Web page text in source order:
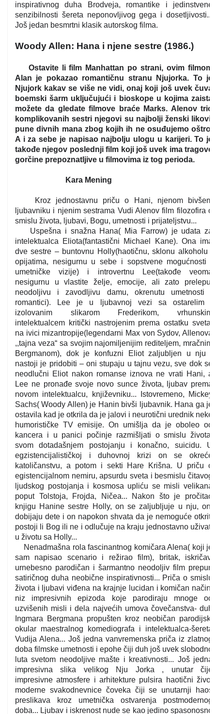
inspirativnog duha Brodveja, romantike i jedinstvene
senzibilnosti šereta neponovljivog gega i dosetljivosti...
Još jedan besmrtni klasik autorskog filma.
Woody Allen: Hana i njene sestre (1986.)
Ostavite li film Manhattan po strani, ovim filmom
Alan je pokazao romantičnu stranu Njujorka. To je
Njujork kakav se više ne vidi, onaj koji još uvek čuva
boemski šarm uključujući i bioskope u kojima zaista
možete da gledate filmove braće Marks. Alenov trio
komplikovanih sestri njegovi su najbolji ženski likovi,
pune divnih mana zbog kojih ih ne osuđujemo oštro.
A i za sebe je napisao najbolju ulogu u karijeri. To je
takođe njegov poslednji film koji još uvek ima tragove
gorčine prepoznatljive u filmovima iz tog perioda.
Kara Mening
Kroz jednostavnu priču o Hani, njenom bivšem
ljubavniku i njenim sestrama Vudi Alenov film filozofira o
smislu života, ljubavi, Bogu, umetnosti i prijateljstvu...
Uspešna i snažna Hana( Mia Farrow) je udata za
intelektualca Eliota(fantastični Michael Kane). Ona ima
dve sestre – buntovnu Holly(haotičnu, sklonu alkoholu i
opijatima, nesigurnu u sebe i sopstvene mogućnosti i
umetničke vizije) i introvertnu Lee(takođe veoma
nesigurnu u vlastite želje, emocije, ali zato prelepu,
neodoljivu i zavodljivu damu, okrenutu umetnosti i
romantici). Lee je u ljubavnoj vezi sa ostarelim i
izolovanim slikarom Frederikom, vrhunskim
intelektualcem kritički nastrojenim prema ostatku sveta,
na ivici mizantropije(legendarni Max von Sydov, Allenova
,,tajna veza“ sa svojim najomiljenijim rediteljem, mračnim
Bergmanom), dok je konfuzni Eliot zaljubljen u nju i
nastoji je pridobiti – oni stupaju u tajnu vezu, sve dok se
neodlučni Eliot nakon romanse iznova ne vrati Hani, a
Lee ne pronađe svoje novo sunce života, ljubav prema
novom intelektualcu, književniku... Istovremeno, Mickey
Sachs( Woody Allen) je Hanin bivši ljubavnik. Hana ga je
ostavila kad je otkrila da je jalovi i neurotični urednik neke
humorističke TV emisije. On umišlja da je oboleo od
kancera i u panici počinje razmišljati o smislu života,
svom dotadašnjem postojanju i konačno, suicidu. U
egzistencijalističkoj i duhovnoj krizi on se okreće
katoličanstvu, a potom i sekti Hare Krišna. U priču o
egistencijalnom nemiru, apsurdu sveta i besmislu čitavog
ljudskog postojanja i kosmosa upliću se misli velikana
poput Tolstoja, Frojda, Ničea... Nakon što je pročitao
knjigu Hanine sestre Holly, on se zaljubljuje u nju, oni
dobijaju dete i on napokon shvata da je nemoguće otkriti
postoji li Bog ili ne i odlučuje na kraju jednostavno uživati
u životu sa Holly...
Nenadmašna rola fascinantnog komičara Alena( koji je
sam napisao scenario i režirao film), britak, iskričav,
urnebesno parodičan i šarmantno neodoljiv film prepun
satiričnog duha neobične inspirativnosti... Priča o smislu
života i ljubavi viđena na krajnje lucidan i komičan način,
niz impresivnih epizoda koje parodiraju mnoge od
uzvišenih misli i dela najvećih umova čovečanstva- duh
Ingmara Bergmana propušten kroz neobičan parodijski
okular maestralnog komediografa i intelektualca-šereta
Vudija Alena... Još jedna vanvremenska priča iz zlatnog
doba filmske umetnosti i epohe čiji duh još uvek slobodno
luta svetom neodoljive mašte i kreativnosti... Još jedna
impresivna slika velikog Nju Jorka , unutar čije
impresivne atmosfere i arhitekture pulsira haotični život
moderne svakodnevnice čoveka čiji se unutarnji haos
preslikava kroz umetnička ostvarenja postmodernog
doba... Ljubav i iskrenost nude se kao jedino spasonosno